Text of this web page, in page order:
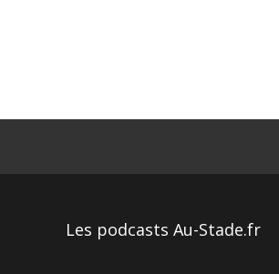
Les podcasts Au-Stade.fr